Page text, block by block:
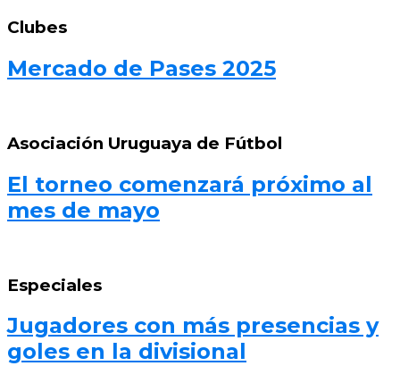
Clubes
Mercado de Pases 2025
Asociación Uruguaya de Fútbol
El torneo comenzará próximo al
mes de mayo
Especiales
Jugadores con más presencias y
goles en la divisional